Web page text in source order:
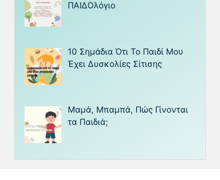
ΠΑΙΔΟλόγιο
10 Σημάδια Ότι Το Παιδί Μου
Έχει Δυσκολίες Σίτισης
Μαμά, Μπαμπά, Πώς Γίνονται
τα Παιδιά;